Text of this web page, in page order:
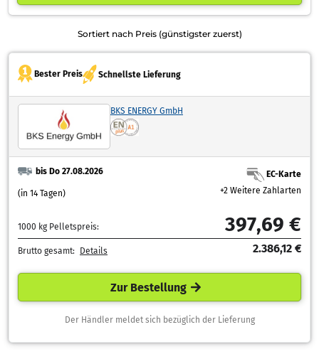
Sortiert nach Preis (günstigster zuerst)
Bester Preis Schnellste Lieferung
BKS ENERGY GmbH
bis Do 27.08.2026
(in 14 Tagen)
EC-Karte
+2 Weitere Zahlarten
1000 kg Pelletspreis: 397,69 €
Brutto gesamt: Details 2.386,12 €
Zur Bestellung
Der Händler meldet sich bezüglich der Lieferung